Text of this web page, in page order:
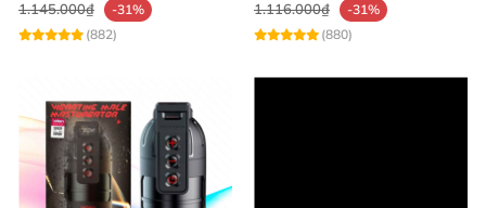
1.145.000₫
-31%
(882)
1.116.000₫
-31%
(880)